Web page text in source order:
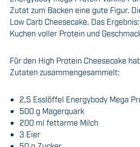
Zutat zum Backen eine gute Figur.
Low Carb Cheesecake. Das
Kuchen voller Protein und
Für den High Protein Cheesecake
Zutaten zusammengesammelt:
2,5 Esslöffel Energybody Mega
500 g Magerquark
200 ml fettarme Milch
3 Eier